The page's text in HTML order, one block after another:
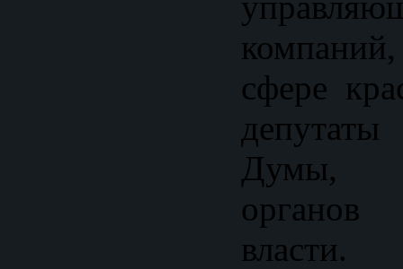
сфере
депутаты
Думы,
органов
власти.